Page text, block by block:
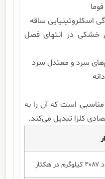
اسکلروتینیایی ساقه
در انتهای فصل
سرد و معتدل سرد
مناسبی است که آن را به
کلزا تبدیل می‌کند.